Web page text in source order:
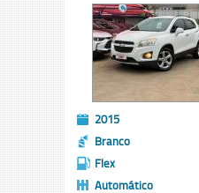
2015
Branco
Flex
Automático